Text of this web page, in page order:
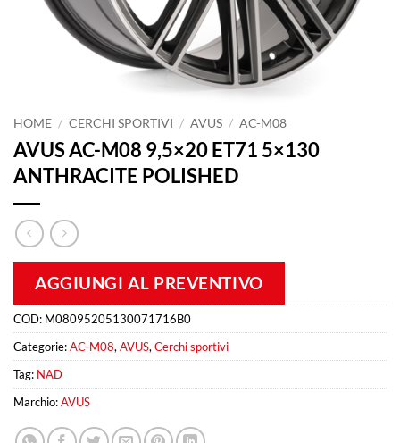
HOME / CERCHI SPORTIVI / AVUS / AC-M08
AVUS AC-M08 9,5×20 ET71 5×130
ANTHRACITE POLISHED
AGGIUNGI AL PREVENTIVO
COD: M08095205130071716B0
Categorie:AC-M08,AVUS,Cerchi sportivi
Tag: NAD
Marchio:AVUS